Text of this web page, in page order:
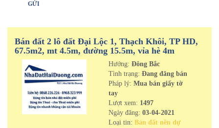
GỬI
Bán đất 2 lô đất Đại Lộc 1, Thạch Khôi, TP HD,
67.5m2, mt 4.5m, đường 15.5m, vỉa hè 4m
Hướng: Đông Bắc
Tình trạng: Đang đăng bán
Pháp lý: Mua bán giấy tờ
tay
Lượt xem: 1497
Ngày đăng: 03-04-2021
Loại tin: Bán đất nền dự